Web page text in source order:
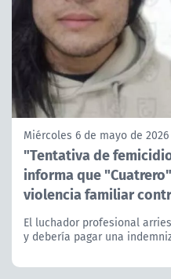
Miércoles 6 de mayo de 2026
"Tentativa de
informa que
violencia familiar
El luchador profesional
y debería pagar una